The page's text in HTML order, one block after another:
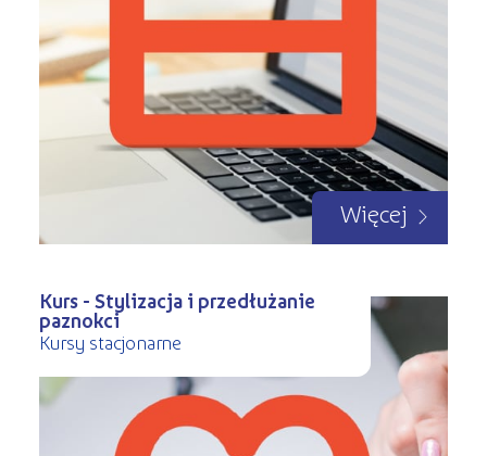
Więcej
Kurs - Stylizacja i przedłużanie
paznokci
Kursy stacjonarne